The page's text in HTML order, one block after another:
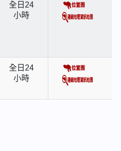
全日24
小時
全日24
小時